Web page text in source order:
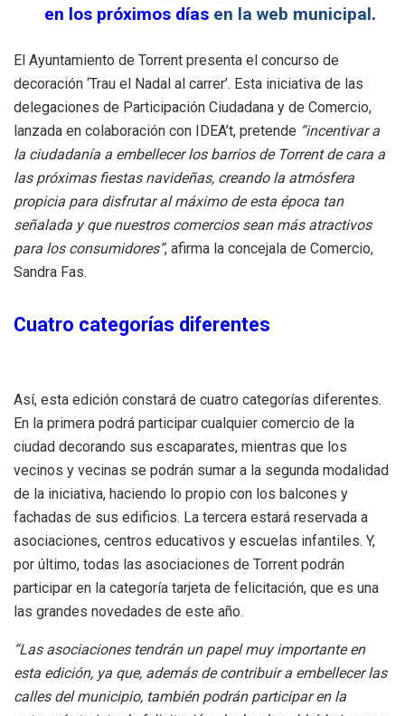
en los próximos días en la web municipal.
El Ayuntamiento de Torrent presenta el concurso de
decoración ‘Trau el Nadal al carrer’. Esta iniciativa de las
delegaciones de Participación Ciudadana y de Comercio,
lanzada en colaboración con IDEA’t, pretende “incentivar a
la ciudadanía a embellecer los barrios de Torrent de cara a
las próximas fiestas navideñas, creando la atmósfera
propicia para disfrutar al máximo de esta época tan
señalada y que nuestros comercios sean más atractivos
para los consumidores”, afirma la concejala de Comercio,
Sandra Fas.
Cuatro categorías diferentes
Así, esta edición constará de cuatro categorías diferentes.
En la primera podrá participar cualquier comercio de la
ciudad decorando sus escaparates, mientras que los
vecinos y vecinas se podrán sumar a la segunda modalidad
de la iniciativa, haciendo lo propio con los balcones y
fachadas de sus edificios. La tercera estará reservada a
asociaciones, centros educativos y escuelas infantiles. Y,
por último, todas las asociaciones de Torrent podrán
participar en la categoría tarjeta de felicitación, que es una
las grandes novedades de este año.
“Las asociaciones tendrán un papel muy importante en
esta edición, ya que, además de contribuir a embellecer las
calles del municipio, también podrán participar en la